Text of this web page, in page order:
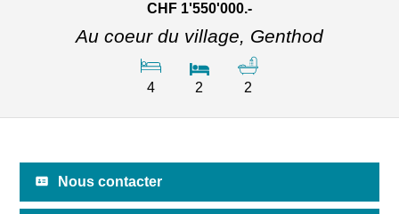
CHF 1'550'000.-
Au coeur du village, Genthod
4 2 2
Nous contacter